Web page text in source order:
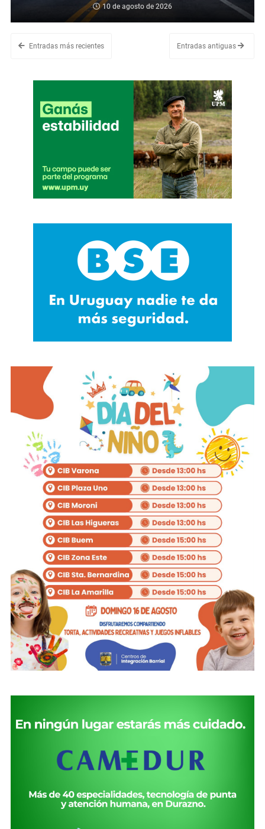
10 de agosto de 2026
Entradas más recientes Entradas antiguas